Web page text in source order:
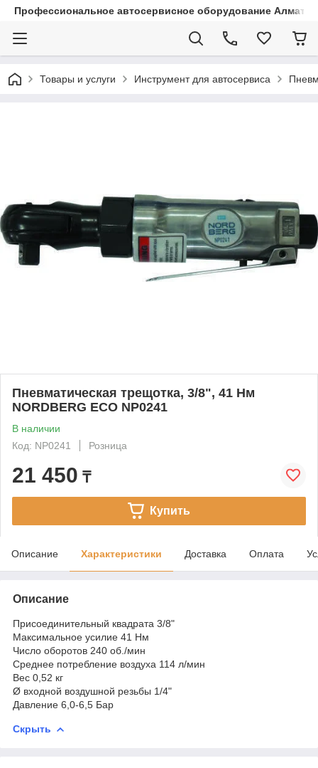
Профессиональное автосервисное оборудование Алматы
Товары и услуги Инструмент для автосервиса
Пневматическая трещотка, 3/8", 41 Нм
NORDBERG ECO NP0241
В наличии
Код: NP0241
Розница
21 450 ₸
Купить
Описание Характеристики Доставка Оплата
Описание
Присоединительный квадрата 3/8"
Максимальное усилие 41 Нм
Число оборотов 240 об./мин
Среднее потребление воздуха 114 л/мин
Вес 0,52 кг
Ø входной воздушной резьбы 1/4"
Давление 6,0-6,5 Бар
Скрыть